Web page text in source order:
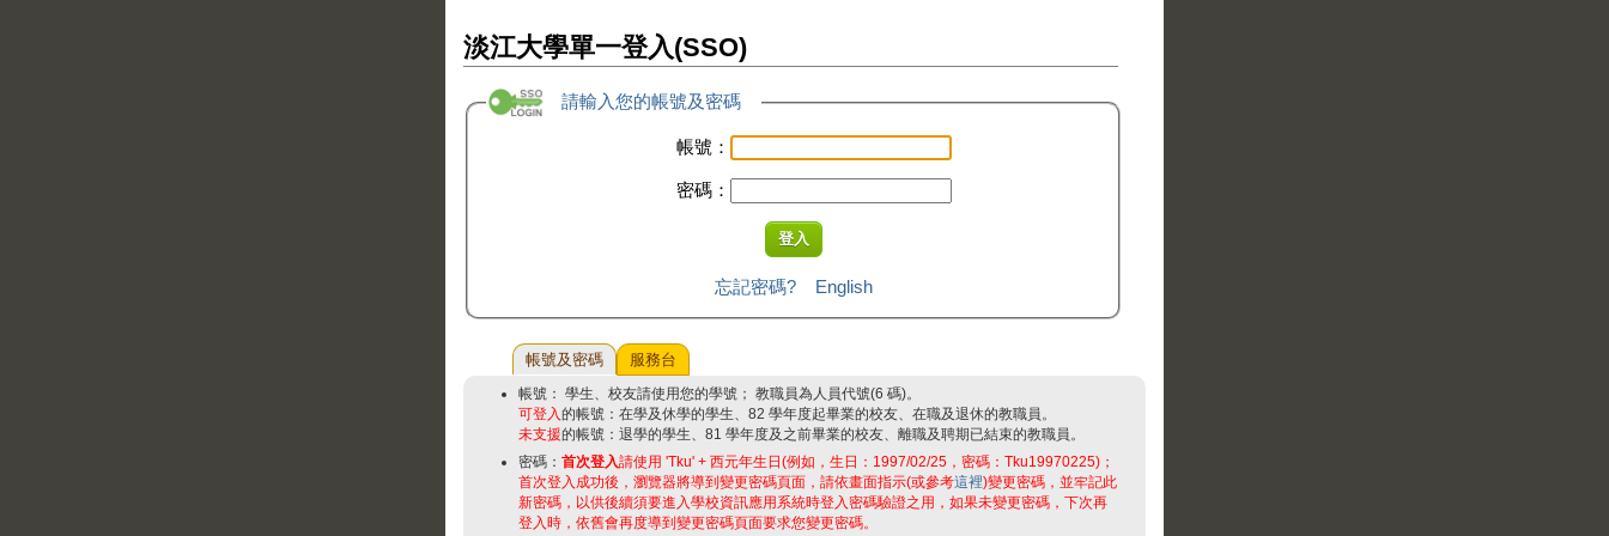
淡江大學單一登入(SSO)
請輸入您的帳號及密碼
帳號：
密碼：
忘記密碼? English
帳號及密碼 服務台
帳號： 學生、校友請使用您的學號； 教職員為人員代號(6 碼)。
可登入 的帳號：在學及休學的學生、82 學年度起畢業的校友、在職及退休的教職員。
未支援的帳號：退學的學生、81 學年度及之前畢業的校友、離職及聘期已結束的教職員。
密碼： 首次登入 請使用 'Tku' + 西元年生日(例如，生日：1997/02/25，密碼：Tku19970225)；
首次登入成功後，瀏覽器將導到變更密碼頁面，請依畫面指示(或參考這裡)變更密碼，並牢記此
新密碼，以供後續須要進入學校資訊應用系統時登入密碼驗證之用，如果未變更密碼，下次再
登入時，依舊會再度導到變更密碼頁面要求您變更密碼。